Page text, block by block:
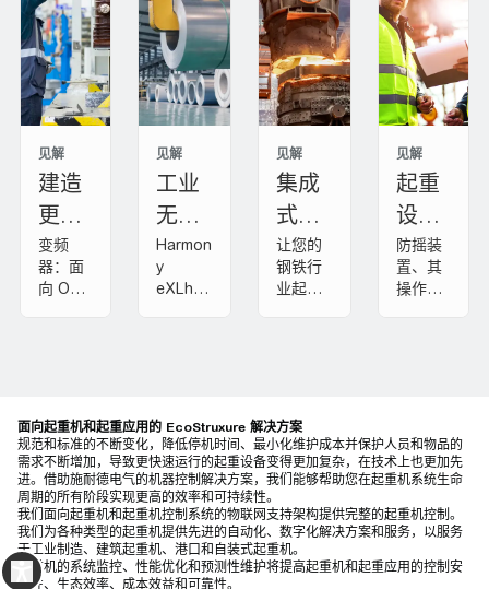
见解
建造
更节
能的
起重
变频
器：面
向 OEM
见解
工业
无线
电遥
控
Harmon
y
eXLhoi
的设
备。
见解
集成
式自
主起
重机
让您的
钢铁行
业起重
见解
起重
设备
优化
（防
防摇装
置、其
操作以
面向起重机和起重应用的 EcoStruxure 解决方案
规范和标准的不断变化，降低停机时间、最小化维护成本并保护人员和物品的
需求不断增加，导致更快速运行的起重设备变得更加复杂，在技术上也更加先
进。借助施耐德电气的机器控制解决方案，我们能够帮助您在起重机系统生命
周期的所有阶段实现更高的效率和可持续性。
我们面向起重机和起重机控制系统的物联网支持架构提供完整的起重机控制。
我们为各种类型的起重机提供先进的自动化、数字化解决方案和服务，以服务
于工业制造、建筑起重机、港口和自装式起重机。
起重机的系统监控、性能优化和预测性维护将提高起重机和起重应用的控制安
全性、生态效率、成本效益和可靠性。